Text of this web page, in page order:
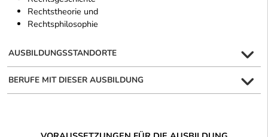
Rechtstheorie und
Rechtsphilosophie
AUSBILDUNGSSTANDORTE
BERUFE MIT DIESER AUSBILDUNG